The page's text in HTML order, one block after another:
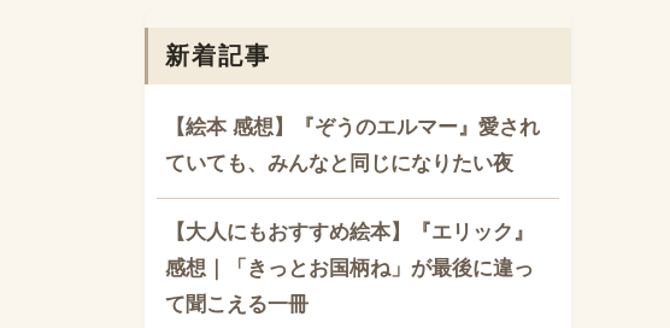
新着記事
【絵本 感想】『ぞうのエルマー』愛され
ていても、みんなと同じになりたい夜
【大人にもおすすめ絵本】『エリック』
感想｜「きっとお国柄ね」が最後に違っ
て聞こえる一冊